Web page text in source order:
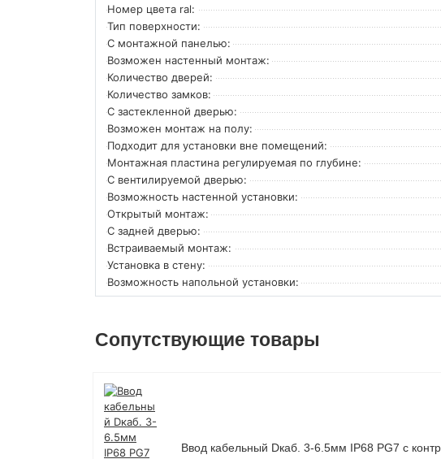
Номер цвета ral:
Тип поверхности:
С монтажной панелью:
Возможен настенный монтаж:
Количество дверей:
Количество замков:
С застекленной дверью:
Возможен монтаж на полу:
Подходит для установки вне помещений:
Монтажная пластина регулируемая по глубине:
С вентилируемой дверью:
Возможность настенной установки:
Открытый монтаж:
С задней дверью:
Встраиваемый монтаж:
Установка в стену:
Возможность напольной установки:
Сопутствующие товары
Ввод кабельный Dкаб. 3-6.5мм IP68 PG7 с